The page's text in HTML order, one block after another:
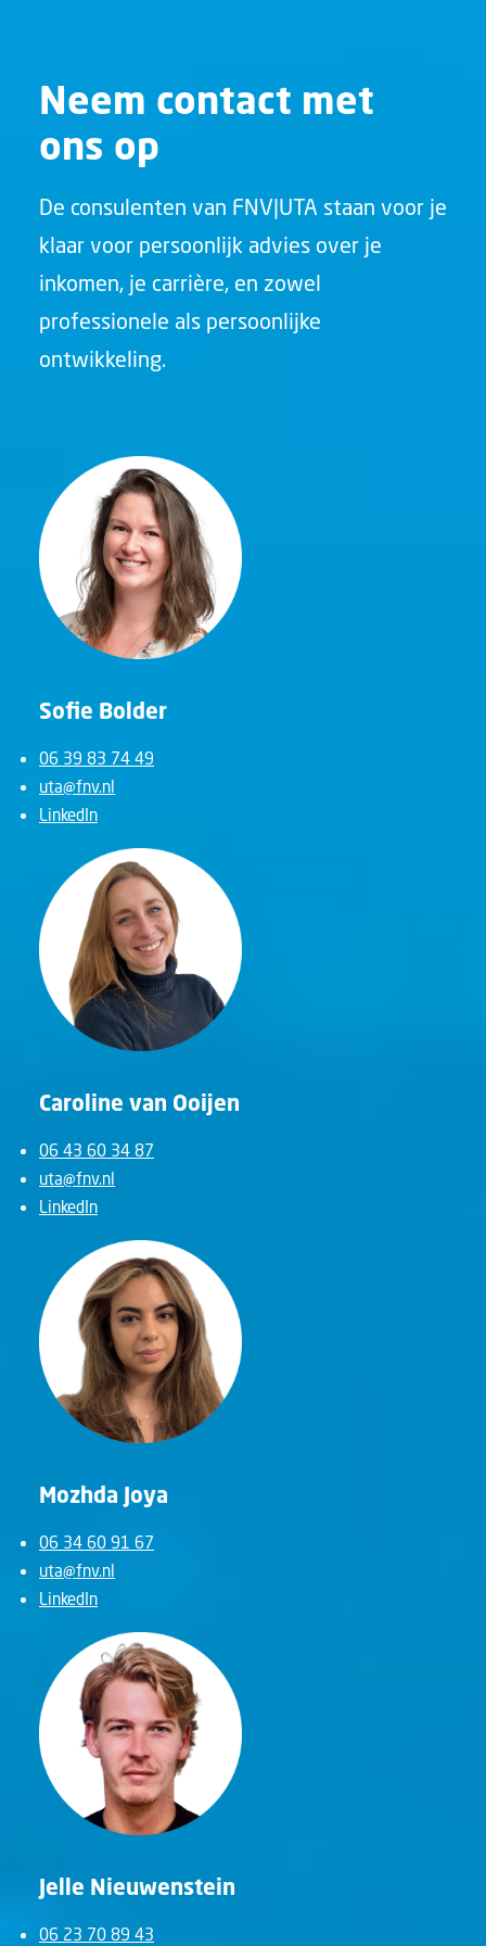
Neem contact met
ons op
De consulenten van FNV|UTA staan voor je
klaar voor persoonlijk advies over je
inkomen, je carrière, en zowel
professionele als persoonlijke
ontwikkeling.
Sofie Bolder
06 39 83 74 49
uta@fnv.nl
LinkedIn
Caroline van Ooijen
06 43 60 34 87
uta@fnv.nl
LinkedIn
Mozhda Joya
06 34 60 91 67
uta@fnv.nl
LinkedIn
Jelle Nieuwenstein
06 23 70 89 43